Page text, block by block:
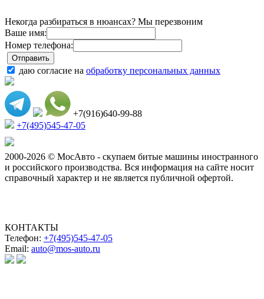
Некогда разбираться в нюансах? Мы перезвоним
Ваше имя:
Номер телефона:
даю согласие на обработку персональных данных
+7(916)640-99-88
+7(495)545-47-05
2000-2026 © МосАвто - скупаем битые машины иностранного
и российского производства. Вся информация на сайте носит
справочный характер и не является публичной офертой.
КОНТАКТЫ
Телефон: +7(495)545-47-05
Email: auto@mos-auto.ru